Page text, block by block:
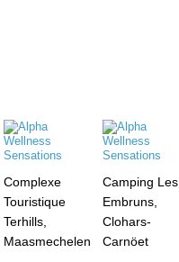
Complexe
Touristique
Terhills,
Maasmechelen
Camping Les
Embruns,
Clohars-
Carnöet